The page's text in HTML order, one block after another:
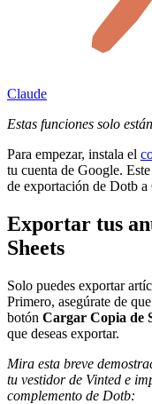
Claude
Estas funciones solo
Para empezar, instala el
tu cuenta de Google.
de exportación de Dotb a
Exportar tus
Sheets
Solo puedes exportar
Primero, asegúrate de
botón Cargar Copia de
que deseas exportar.
Mira esta breve
tu vestidor de Vinted e
complemento de Dotb: